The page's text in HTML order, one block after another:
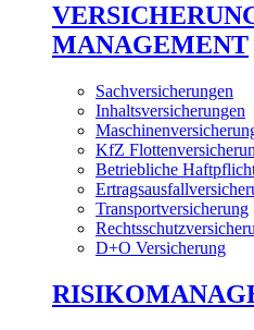
MANAGEMENT
Sachversicherungen
Inhaltsversicherungen
KfZ
Betriebliche
Transportversicherung
D+O Versicherung